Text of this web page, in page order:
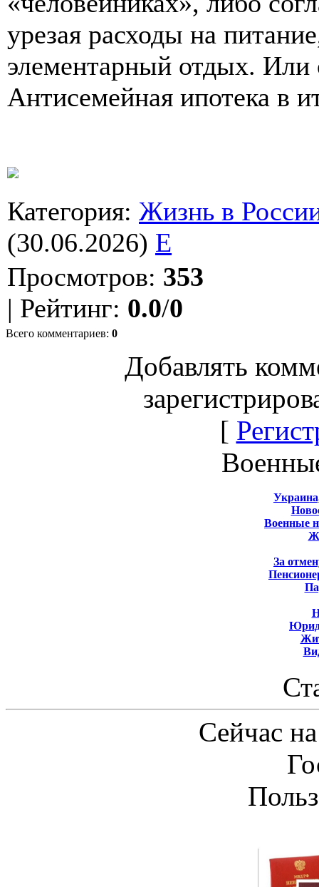
урезая расходы на
элементарный отдых. Или
Антисемейная ипотека в
Категория: Жизнь в
(30.06.2026) E
Просмотров: 353
| Рейтинг: 0.0/0
Всего комментариев: 0
Добавлять
[
Военные
За
Сейчас